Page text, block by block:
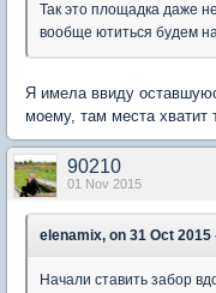
Так это площадка даже
вообще ютиться будем
Я имела ввиду
моему, там места
90210
01 Nov 2015
elenamix, on 31 Oct 2015
Начали ставить забор